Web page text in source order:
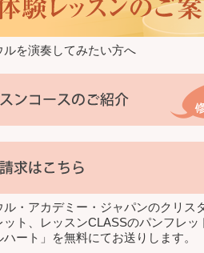
ルを演奏してみたい方へ
ル・アカデミー・ジャパンのクリス
ット、レッスンCLASSのパンフレッ
ート」を無料にてお送りします。